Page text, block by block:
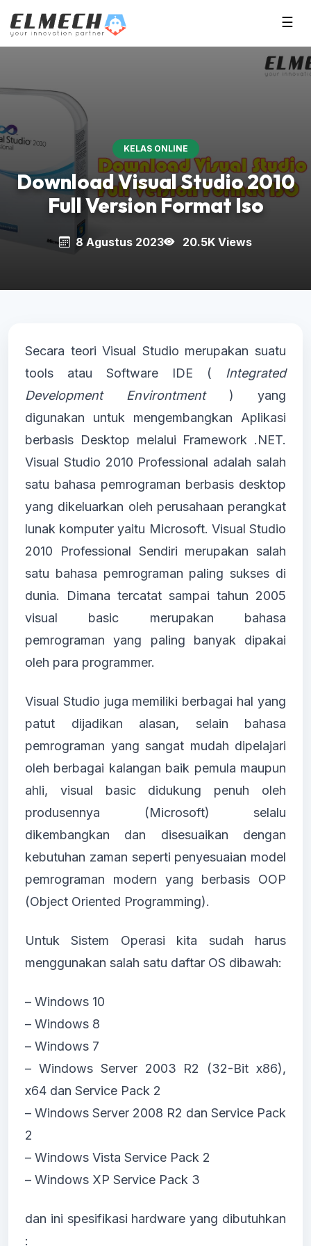
☰
KELAS ONLINE
Download Visual Studio 2010
Full Version Format Iso
8 Agustus 2023 20.5K Views
Secara teori Visual Studio merupakan suatu
tools atau Software IDE ( Integrated
Development Environtment) yang
digunakan untuk mengembangkan Aplikasi
berbasis Desktop melalui Framework .NET.
Visual Studio 2010 Professional adalah salah
satu bahasa pemrograman berbasis desktop
yang dikeluarkan oleh perusahaan perangkat
lunak komputer yaitu Microsoft. Visual Studio
2010 Professional Sendiri merupakan salah
satu bahasa pemrograman paling sukses di
dunia. Dimana tercatat sampai tahun 2005
visual basic merupakan bahasa
pemrograman yang paling banyak dipakai
oleh para programmer.
Visual Studio juga memiliki berbagai hal yang
patut dijadikan alasan, selain bahasa
pemrograman yang sangat mudah dipelajari
oleh berbagai kalangan baik pemula maupun
ahli, visual basic didukung penuh oleh
produsennya (Microsoft) selalu
dikembangkan dan disesuaikan dengan
kebutuhan zaman seperti penyesuaian model
pemrograman modern yang berbasis OOP
(Object Oriented Programming).
Untuk Sistem Operasi kita sudah harus
menggunakan salah satu daftar OS dibawah:
– Windows 10
– Windows 8
– Windows 7
– Windows Server 2003 R2 (32-Bit x86),
x64 dan Service Pack 2
– Windows Server 2008 R2 dan Service Pack
2
– Windows Vista Service Pack 2
– Windows XP Service Pack 3
dan ini spesifikasi hardware yang dibutuhkan
: